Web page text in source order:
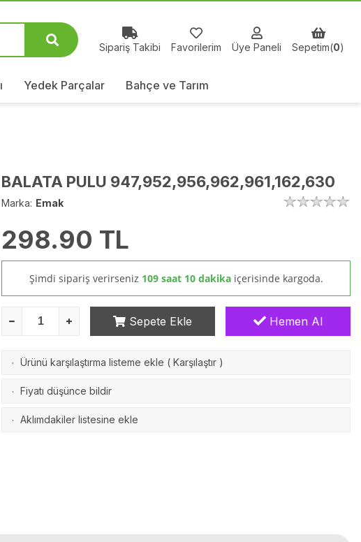
Sipariş Takibi Favorilerim Üye Paneli Sepetim(0)
Yedek Parçalar Bahçe ve Tarım
BALATA PULU 947,952,956,962,961,162,630
Marka: Emak
298.90 TL
Şimdi sipariş verirseniz 109 saat 10 dakika içerisinde kargoda.
Sepete Ekle Hemen Al
· Ürünü karşılaştırma listeme ekle ( Karşılaştır )
· Fiyatı düşünce bildir
· Aklımdakiler listesine ekle